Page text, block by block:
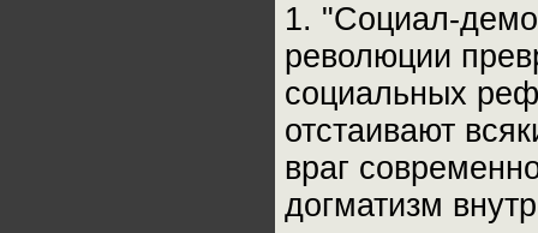
1. "Социал-
революции
социальных
отстаивают
враг
догматизм